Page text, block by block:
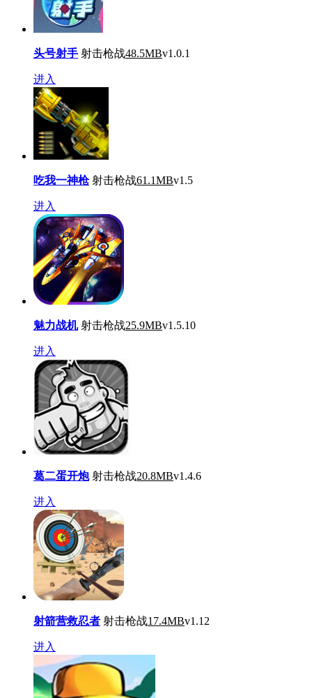
头号射手 射击枪战48.5MBv1.0.1
进入
吃我一神枪 射击枪战61.1MBv1.5
进入
魅力战机 射击枪战25.9MBv1.5.10
进入
葛二蛋开炮 射击枪战20.8MBv1.4.6
进入
射箭营救忍者 射击枪战17.4MBv1.12
进入